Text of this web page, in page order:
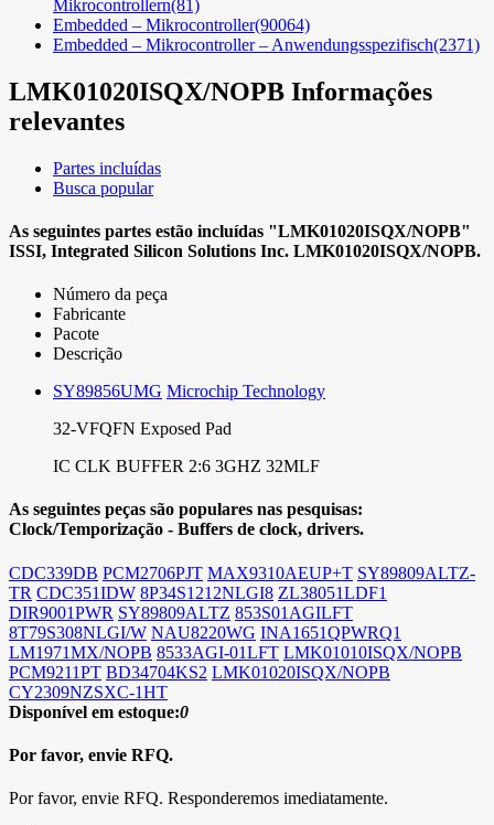
Mikrocontrollern(81)
Embedded – Mikrocontroller(90064)
Embedded – Mikrocontroller – Anwendungsspezifisch(2371)
LMK01020ISQX/NOPB Informações
relevantes
Partes incluídas
Busca popular
As seguintes partes estão incluídas "LMK01020ISQX/NOPB"
ISSI, Integrated Silicon Solutions Inc. LMK01020ISQX/NOPB.
Número da peça
Fabricante
Pacote
Descrição
SY89856UMG Microchip Technology
32-VFQFN Exposed Pad
IC CLK BUFFER 2:6 3GHZ 32MLF
As seguintes peças são populares nas pesquisas:
Clock/Temporização - Buffers de clock, drivers.
CDC339DB PCM2706PJT MAX9310AEUP+T SY89809ALTZ-
TR CDC351IDW 8P34S1212NLGI8 ZL38051LDF1
DIR9001PWR SY89809ALTZ 853S01AGILFT
8T79S308NLGI/W NAU8220WG INA1651QPWRQ1
LM1971MX/NOPB 8533AGI-01LFT LMK01010ISQX/NOPB
PCM9211PT BD34704KS2 LMK01020ISQX/NOPB
CY2309NZSXC-1HT
Disponível em estoque:0
Por favor, envie RFQ.
Por favor, envie RFQ. Responderemos imediatamente.